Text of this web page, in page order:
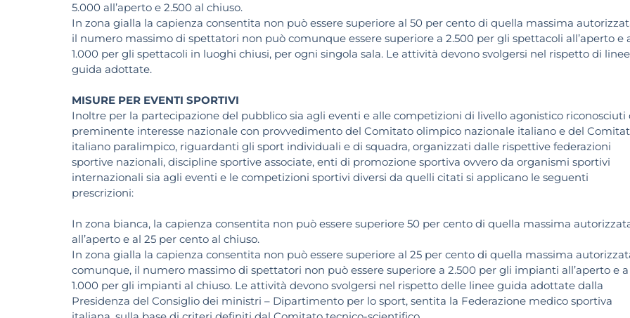
5.000 all’aperto e 2.500 al chiuso.
In zona gialla la capienza consentita non può essere superiore al 50 per cento di quella massima
il numero massimo di spettatori non può comunque essere superiore a 2.500 per gli spettacoli all’aperto e
1.000 per gli spettacoli in luoghi chiusi, per ogni singola sala. Le attività devono svolgersi nel rispetto di linee
guida adottate.
MISURE PER EVENTI SPORTIVI
Inoltre per la partecipazione del pubblico sia agli eventi e alle competizioni di livello agonistico riconosciuti
preminente interesse nazionale con provvedimento del Comitato olimpico nazionale italiano e del
italiano paralimpico, riguardanti gli sport individuali e di squadra, organizzati dalle rispettive federazioni
sportive nazionali, discipline sportive associate, enti di promozione sportiva ovvero da organismi sportivi
internazionali sia agli eventi e le competizioni sportivi diversi da quelli citati si applicano le seguenti
prescrizioni:
In zona bianca, la capienza consentita non può essere superiore 50 per cento di quella massima
all’aperto e al 25 per cento al chiuso.
In zona gialla la capienza consentita non può essere superiore al 25 per cento di quella massima
comunque, il numero massimo di spettatori non può essere superiore a 2.500 per gli impianti all’aperto e a
1.000 per gli impianti al chiuso. Le attività devono svolgersi nel rispetto delle linee guida adottate dalla
Presidenza del Consiglio dei ministri – Dipartimento per lo sport, sentita la Federazione medico sportiva